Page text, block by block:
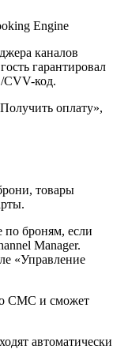
Engine
каналов
гарантировал
CVV-код.
оплату»,
товары
броням, если
Manager.
«Управление
СМС и сможет